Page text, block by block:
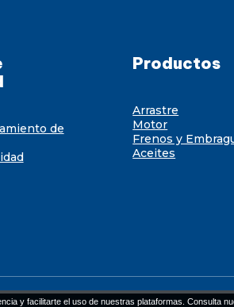
de
Productos
Arrastre
Motor
Frenos y
Aceites
y facilitarte el uso de nuestras plataformas. Consulta